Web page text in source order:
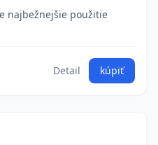
najbežnejšie použitie
Detail kúpiť